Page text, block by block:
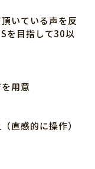
いている声を反
を目指して30以
用意
直感的に操作）